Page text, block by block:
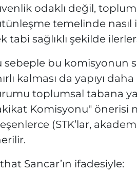
odaklı değil,
temelinde nasıl
tabi sağlıklı şekilde
sebeple bu komisyonun
kalması da yapıyı
toplumsal tabana
Komisyonu" önerisi
(STK’lar,
Sancar’ın ifadesiyle: